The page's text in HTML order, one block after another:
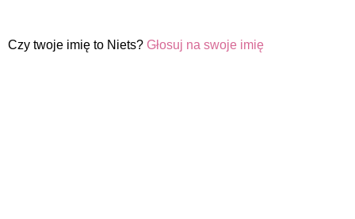
Czy twoje imię to Niets? Głosuj na swoje imię